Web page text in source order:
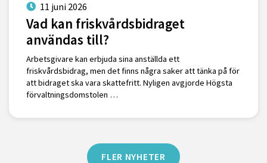
11 juni 2026
Vad kan friskvårdsbidraget
användas till?
Arbetsgivare kan erbjuda sina anställda ett
friskvårdsbidrag, men det finns några saker att tänka på för
att bidraget ska vara skattefritt. Nyligen avgjorde Högsta
förvaltningsdomstolen …
FLER NYHETER